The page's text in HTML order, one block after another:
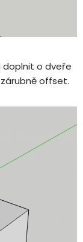
doplnit o dveře
offset.